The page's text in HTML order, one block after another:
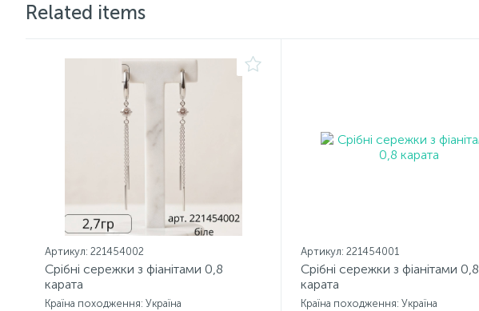
Related items
Артикул: 221454002
Срібні сережки з фіанітами 0,8
карата
Країна походження: Україна
Артикул: 221454001
Срібні сережки з фіанітами 0,8
карата
Країна походження: Україна